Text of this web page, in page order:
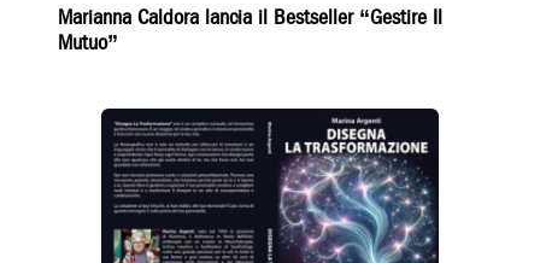
Marianna Caldora lancia il Bestseller “Gestire Il
Mutuo”